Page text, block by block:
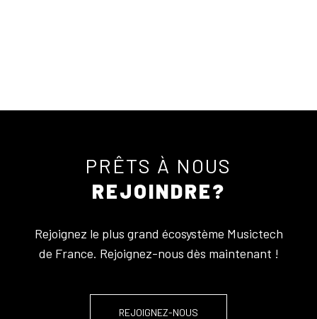
PRÊTS À NOUS
REJOINDRE?
Rejoignez le plus grand écosystème Musictech
de France. Rejoignez-nous dès maintenant !
REJOIGNEZ-NOUS